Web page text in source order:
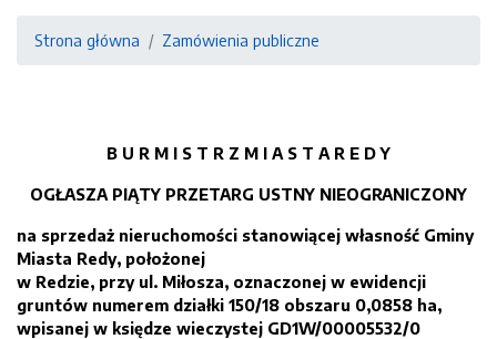
Strona główna Zamówienia publiczne
B U R M I S T R Z M I A S T A R E D Y
OGŁASZA PIĄTY PRZETARG USTNY NIEOGRANICZONY
na sprzedaż nieruchomości stanowiącej własność Gminy
Miasta Redy, położonej
w Redzie, przy ul. Miłosza, oznaczonej w ewidencji
gruntów numerem działki 150/18 obszaru 0,0858 ha,
wpisanej w księdze wieczystej GD1W/00005532/0